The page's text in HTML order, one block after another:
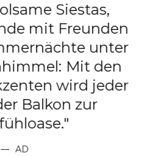
Siestas,
mit Freunden
unter
Mit den
wird jeder
Balkon zur
AD